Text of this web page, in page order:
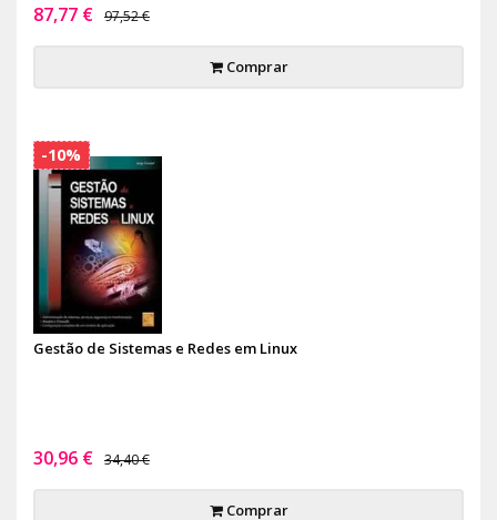
87,77 € 97,52 €
Comprar
Gestão de Sistemas e Redes em Linux
30,96 € 34,40 €
Comprar
-10%